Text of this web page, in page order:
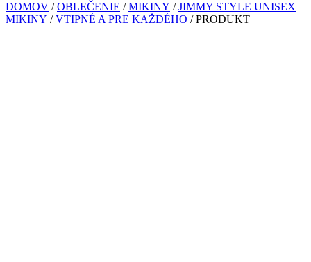
DOMOV /OBLEČENIE /MIKINY /JIMMY STYLE UNISEX
MIKINY /VTIPNÉ A PRE KAŽDÉHO / PRODUKT